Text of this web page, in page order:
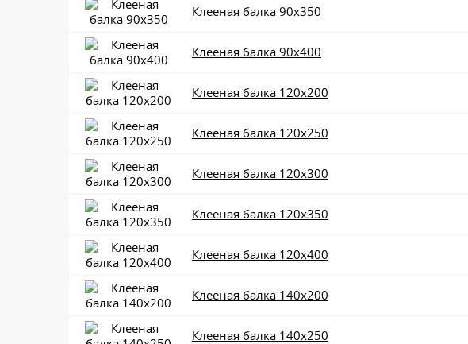
Клееная балка 90x350
Клееная балка 90x400
Клееная балка 120x200
Клееная балка 120x250
Клееная балка 120x300
Клееная балка 120x350
Клееная балка 120x400
Клееная балка 140x200
Клееная балка 140x250